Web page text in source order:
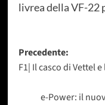
livrea della VF-22
Navigazione
articolo
Precedente:
F1| Il casco di Vettel
e-Power: il